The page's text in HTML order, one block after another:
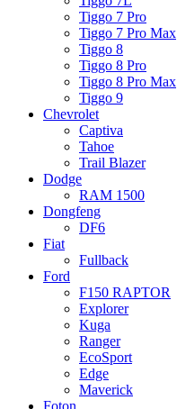
Tiggo 7 Pro
Tiggo 7 Pro Max
Tiggo 8
Tiggo 8 Pro
Tiggo 8 Pro Max
Tiggo 9
Chevrolet
Captiva
Tahoe
Trail Blazer
Dodge
RAM 1500
Dongfeng
DF6
Fiat
Fullback
Ford
F150 RAPTOR
Explorer
Kuga
Ranger
EcoSport
Edge
Maverick
Foton